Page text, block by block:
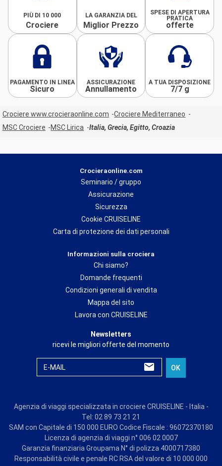
PIÙ DI 10 000
Crociere
LA GARANZIA DEL
Miglior Prezzo
SPESE DI APERTURA
PRATICA
offerte
PAGAMENTO IN LINEA
Sicuro
ASSICURAZIONE
Annullamento
A TUA DISPOSIZIONE
7/7 g
Crociere www.crocieraonline.com
Crociere Mediterraneo
MSC Crociere
MSC Lirica Italia, Grecia, Egitto, Croazia
Crocieraonline.com
Seminario / gruppo
Assicurazione
Sicurezza
Cookie CRUISELINE
Carta di protezione dei dati personali
Informazioni sulla crociera
Chi siamo?
Domande frequenti
Condizioni generali di vendita
Mappa del sito
Lavora con CRUISELINE
Newsletters
ricevi le migliori offerte del momento
E-MAIL OK
Agenzia di viaggi specializzata in crociere CRUISELINE - Italia -
Tel: 02 89 73 21 21
SAM con Capitale di 150 000 EURO Codice Fiscale : 96072370180
Licenza di agenzia di viaggi n° 006 02 0007
Garanzia finanziaria Groupama N° di polizza 4000717380
Responsabilità civile e penale RC RSA del valore di 10 000 000